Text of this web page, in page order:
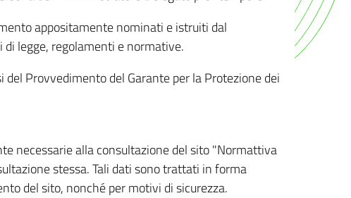
appositamente nominati e istruiti dal
legge, regolamenti e normative.
Provvedimento del Garante per la Protezione dei
necessarie alla consultazione del sito "Normattiva
stessa. Tali dati sono trattati in forma
del sito, nonché per motivi di sicurezza.